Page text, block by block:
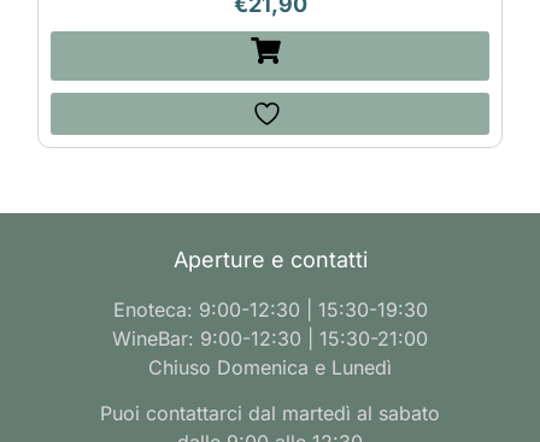
Aperture e contatti
Enoteca: 9:00-12:30 | 15:30-19:30
WineBar: 9:00-12:30 | 15:30-21:00
Chiuso Domenica e Lunedì
Puoi contattarci dal martedì al sabato